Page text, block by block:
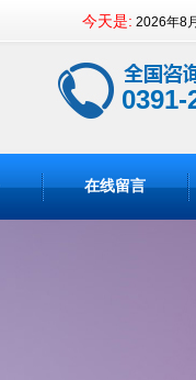
是: 2026年8
0391-
在线留言